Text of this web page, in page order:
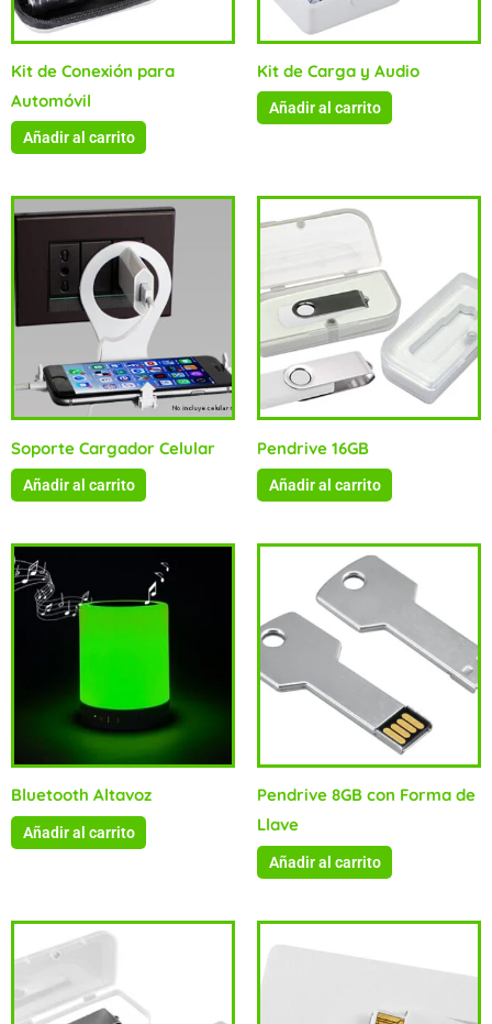
Kit de Conexión para
Automóvil
Añadir al carrito
Kit de Carga y Audio
Añadir al carrito
Soporte Cargador Celular
Añadir al carrito
Pendrive 16GB
Añadir al carrito
Bluetooth Altavoz
Añadir al carrito
Pendrive 8GB con Forma de
Llave
Añadir al carrito